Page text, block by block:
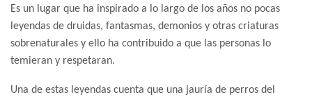
Es un lugar que ha inspirado a lo largo de los años no pocas
leyendas de druidas, fantasmas, demonios y otras criaturas
sobrenaturales y ello ha contribuido a que las personas lo
temieran y respetaran.
Una de estas leyendas cuenta que una jauría de perros del